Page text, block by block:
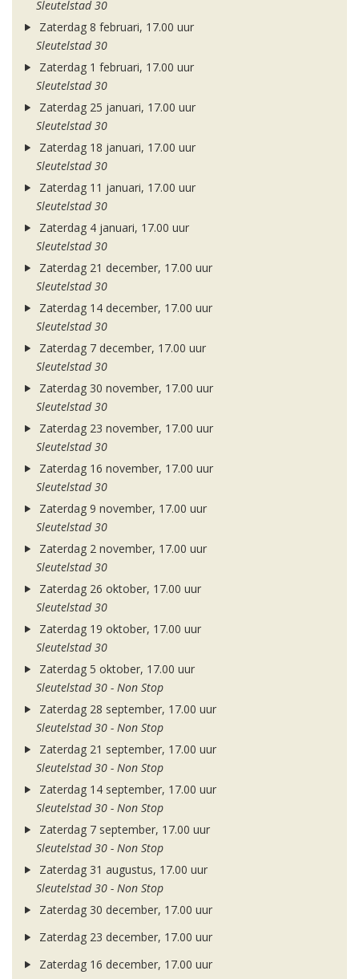
Sleutelstad 30
Zaterdag 8 februari, 17.00 uur
Sleutelstad 30
Zaterdag 1 februari, 17.00 uur
Sleutelstad 30
Zaterdag 25 januari, 17.00 uur
Sleutelstad 30
Zaterdag 18 januari, 17.00 uur
Sleutelstad 30
Zaterdag 11 januari, 17.00 uur
Sleutelstad 30
Zaterdag 4 januari, 17.00 uur
Sleutelstad 30
Zaterdag 21 december, 17.00 uur
Sleutelstad 30
Zaterdag 14 december, 17.00 uur
Sleutelstad 30
Zaterdag 7 december, 17.00 uur
Sleutelstad 30
Zaterdag 30 november, 17.00 uur
Sleutelstad 30
Zaterdag 23 november, 17.00 uur
Sleutelstad 30
Zaterdag 16 november, 17.00 uur
Sleutelstad 30
Zaterdag 9 november, 17.00 uur
Sleutelstad 30
Zaterdag 2 november, 17.00 uur
Sleutelstad 30
Zaterdag 26 oktober, 17.00 uur
Sleutelstad 30
Zaterdag 19 oktober, 17.00 uur
Sleutelstad 30
Zaterdag 5 oktober, 17.00 uur
Sleutelstad 30 - Non Stop
Zaterdag 28 september, 17.00 uur
Sleutelstad 30 - Non Stop
Zaterdag 21 september, 17.00 uur
Sleutelstad 30 - Non Stop
Zaterdag 14 september, 17.00 uur
Sleutelstad 30 - Non Stop
Zaterdag 7 september, 17.00 uur
Sleutelstad 30 - Non Stop
Zaterdag 31 augustus, 17.00 uur
Sleutelstad 30 - Non Stop
Zaterdag 30 december, 17.00 uur
Zaterdag 23 december, 17.00 uur
Zaterdag 16 december, 17.00 uur